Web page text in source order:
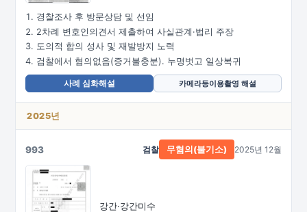
경찰조사 후 방문상담 및 선임
2차례 변호인의견서 제출하여 사실관계·법리 주장
도의적 합의 성사 및 재발방지 노력
검찰에서 혐의없음(증거불충분). 누명벗고 일상복귀
사례 심화해설 카메라등이용촬영 해설
2025년
993
강간·강간미수
검찰 무혐의(불기소) 2025년 12월